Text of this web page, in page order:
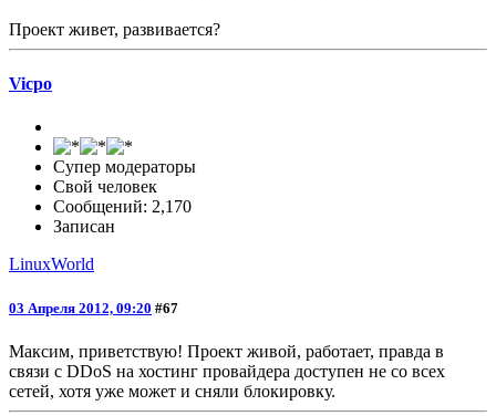
Проект живет, развивается?
Vicpo
Супер модераторы
Свой человек
Сообщений: 2,170
Записан
LinuxWorld
03 Апреля 2012, 09:20 #67
Максим, приветствую! Проект живой, работает, правда в
связи с DDoS на хостинг провайдера доступен не со всех
сетей, хотя уже может и сняли блокировку.